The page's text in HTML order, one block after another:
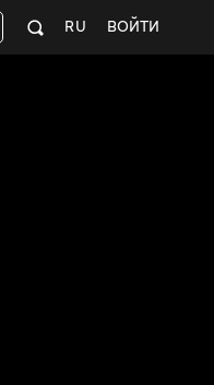
ВОЙТИ
RU